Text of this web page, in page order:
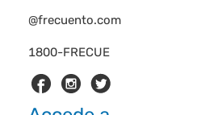
1800-FRECUE
@frecuento.com